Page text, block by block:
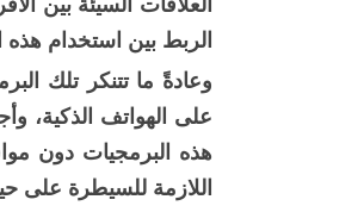
الربط بين استخدام
وعادةً ما تتنكر تلك
على الهواتف الذكية،
هذه البرمجيات دون
اللازمة للسيطرة على